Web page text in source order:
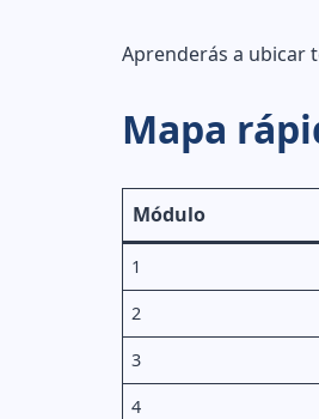
Aprenderás a ubicar
Mapa
Módulo
1
2
3
4